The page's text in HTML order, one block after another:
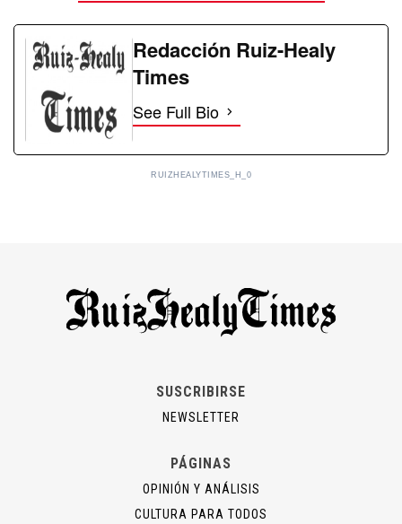
Redacción Ruiz-Healy
Times
See Full Bio
RUIZHEALYTIMES_H_0
SUSCRIBIRSE
NEWSLETTER
PÁGINAS
OPINIÓN Y ANÁLISIS
CULTURA PARA TODOS